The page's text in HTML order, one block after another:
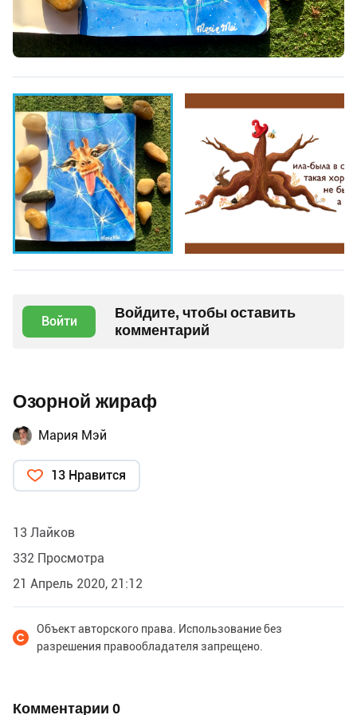
Войти
Войдите, чтобы оставить
комментарий
Озорной жираф
Мария Мэй
13 Нравится
13 Лайков
332 Просмотра
21 Апрель 2020, 21:12
Объект авторского права. Использование без
разрешения правообладателя запрещено.
Комментарии 0